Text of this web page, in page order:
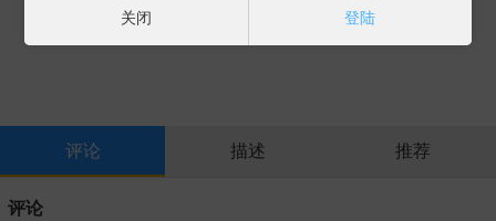
评论 描述 推荐
评论
关闭 登陆